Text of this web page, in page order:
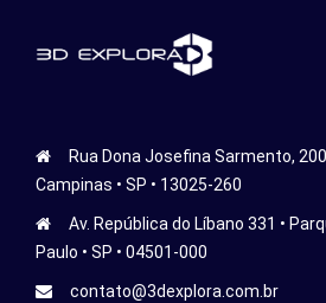
Rua Dona Josefina Sarmento, 200
Campinas • SP • 13025-260
Av. República do Líbano 331 •
Paulo • SP • 04501-000
contato@3dexplora.com.br